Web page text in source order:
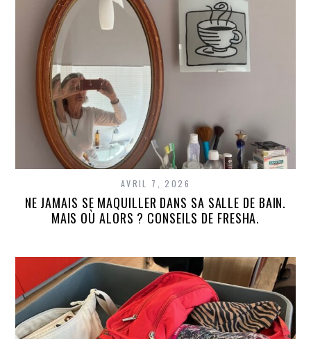
AVRIL 7, 2026
NE JAMAIS SE MAQUILLER DANS SA SALLE DE BAIN.
MAIS OÙ ALORS ? CONSEILS DE FRESHA.